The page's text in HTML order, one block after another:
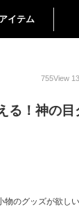
イテム
755View 13
る！神の目
物のグッズが欲し